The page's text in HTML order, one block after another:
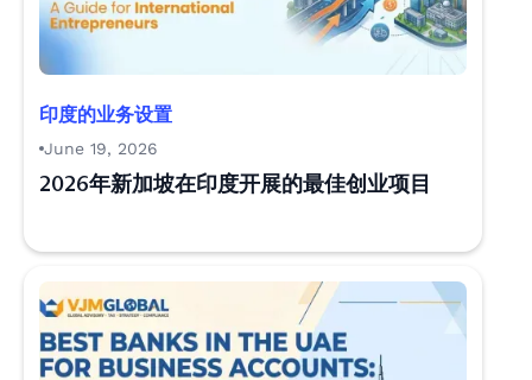
印度的业务设置
June 19, 2026
2026年新加坡在印度开展的最佳创业项目